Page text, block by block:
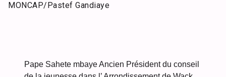
MONCAP/Pastef Gandiaye
Pape Sahete mbaye Ancien Président du conseil